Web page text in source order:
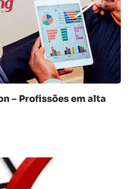
– Profissões em alta